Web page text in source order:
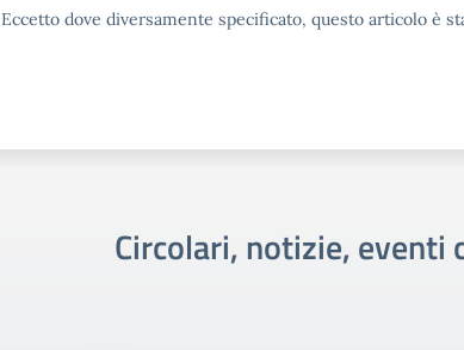
Eccetto dove diversamente specificato, questo articolo è
Circolari, notizie, eventi